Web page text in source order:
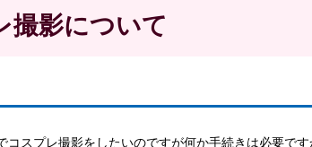
撮影について
コスプレ撮影をしたいのですが何か手続きは必要です